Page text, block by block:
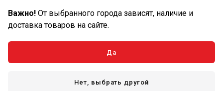
Кварц VIQUA QS-001 (для
Важно! От выбранного города зависят, наличие и
доставка товаров на сайте.
Да
Нет, выбрать другой